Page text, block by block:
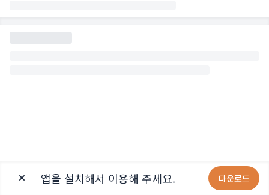
앱을 설치해서 이용해 주세요. 다운로드